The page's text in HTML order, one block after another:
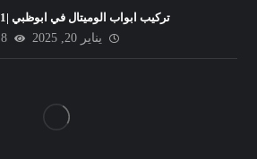
تركيب ابواب الوميتال في ابوظبي |0506691641
يناير 20, 2025
8